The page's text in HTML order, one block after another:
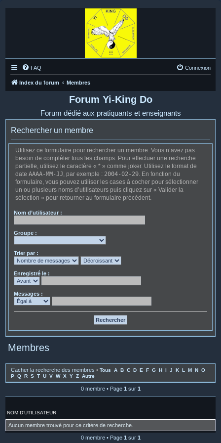
FAQ Connexion
Index du forum Membres
Forum Yi-King Do
Forum dédié aux pratiquants et enseignants
Rechercher un membre
Utilisez ce formulaire pour rechercher un membre. Vous n’avez pas
besoin de compléter tous les champs. Pour effectuer une recherche
partielle, utilisez le caractère « * » comme joker. Utilisez le format de
date AAAA-MM-JJ, par exemple : 2004-02-29. En fonction du
formulaire, vous pouvez utiliser les cases à cocher pour sélectionner
un ou plusieurs noms d’utilisateurs puis cliquez sur « Valider la
sélection » pour retourner au formulaire précédent.
Nom d’utilisateur :
Groupe :
Trier par :
Enregistré le :
Messages :
Membres
Cacher la recherche des membres • Tous A B C D E F G H I J K L M N O
P Q R S T U V W X Y Z Autre
0 membre • Page 1 sur 1
NOM D’UTILISATEUR
Aucun membre trouvé pour ce critère de recherche.
0 membre • Page 1 sur 1